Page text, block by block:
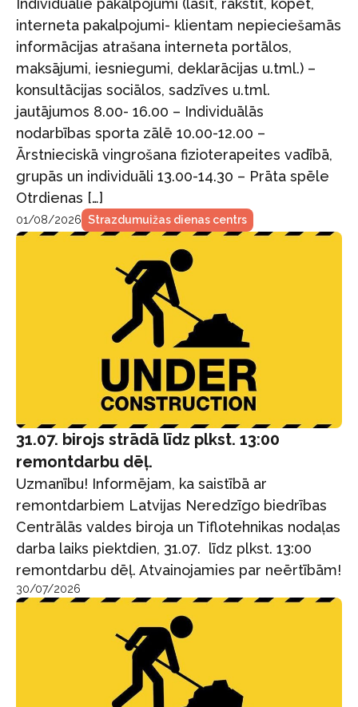
Individuālie pakalpojumi (lasīt, rakstīt, kopēt,
interneta pakalpojumi- klientam nepieciešamās
informācijas atrašana interneta portālos,
maksājumi, iesniegumi, deklarācijas u.tml.) –
konsultācijas sociālos, sadzīves u.tml.
jautājumos 8.00- 16.00 – Individuālās
nodarbības sporta zālē 10.00-12.00 –
Ārstnieciskā vingrošana fizioterapeites vadībā,
grupās un individuāli 13.00-14.30 – Prāta spēle
Otrdienas […]
01/08/2026 Strazdumuižas dienas centrs
31.07. birojs strādā līdz plkst. 13:00
remontdarbu dēļ.
Uzmanību! Informējam, ka saistībā ar
remontdarbiem Latvijas Neredzīgo biedrības
Centrālās valdes biroja un Tiflotehnikas nodaļas
darba laiks piektdien, 31.07. līdz plkst. 13:00
remontdarbu dēļ. Atvainojamies par neērtībām!
30/07/2026